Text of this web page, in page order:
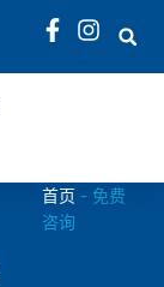
首页 - 免费
咨询